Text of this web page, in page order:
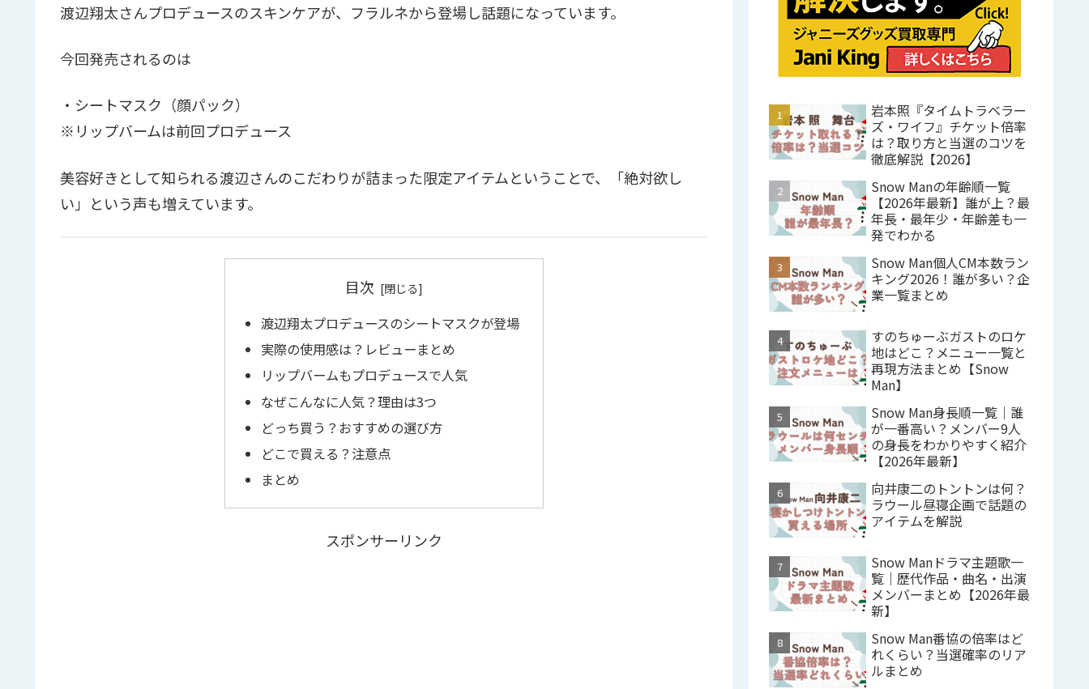
渡辺翔太さんプロデュースのスキンケアが、フラルネから登場し話題になっています。
今回発売されるのは
・シートマスク（顔パック）
※リップバームは前回プロデュース
美容好きとして知られる渡辺さんのこだわりが詰まった限定アイテムということで、「絶対欲し
い」という声も増えています。
目次
渡辺翔太プロデュースのシートマスクが登場
実際の使用感は？レビューまとめ
リップバームもプロデュースで人気
なぜこんなに人気？理由は3つ
どっち買う？おすすめの選び方
どこで買える？注意点
まとめ
スポンサーリンク
岩本照『タイムトラベラー
ズ・ワイフ』チケット倍率
は？取り方と当選のコツを
徹底解説【2026】
Snow Manの年齢順一覧
【2026年最新】誰が上？最
年長・最年少・年齢差も一
発でわかる
Snow Man個人CM本数ラン
キング2026！誰が多い？企
業一覧まとめ
すのちゅーぶガストのロケ
地はどこ？メニュー一覧と
再現方法まとめ【Snow
Man】
Snow Man身長順一覧｜誰
が一番高い？メンバー9人
の身長をわかりやすく紹介
【2026年最新】
向井康二のトントンは何？
ラウール昼寝企画で話題の
アイテムを解説
Snow Manドラマ主題歌一
覧｜歴代作品・曲名・出演
メンバーまとめ【2026年最
新】
Snow Man番協の倍率はど
れくらい？当選確率のリア
ルまとめ